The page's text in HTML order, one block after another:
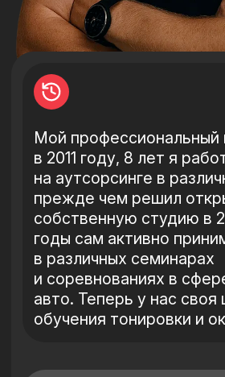
Я разработал все изделия, учитывая
свой многолетний опыт, и каждое
из них является уникальным. Кроме
индивидуальный запрос
на изготовление девайса,
мы готовы выполнить любую задачу
из металла и стекла согласно
эскизам, чертежам, либо вашим
запросам.
Посмотреть дипломы